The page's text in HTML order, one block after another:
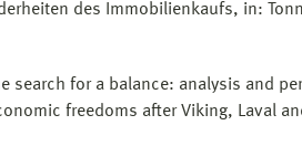
des Immobilienkaufs, in:
search for a balance: analysis and
freedoms after Viking, Laval